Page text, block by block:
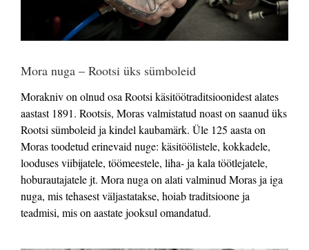
Mora nuga – Rootsi üks sümboleid
Morakniv on olnud osa Rootsi käsitöötraditsioonidest alates
aastast 1891. Rootsis, Moras valmistatud noast on saanud üks
Rootsi sümboleid ja kindel kaubamärk. Üle 125 aasta on
Moras toodetud erinevaid nuge: käsitöölistele, kokkadele,
looduses viibijatele, töömeestele, liha- ja kala töötlejatele,
hoburautajatele jt. Mora nuga on alati valminud Moras ja iga
nuga, mis tehasest väljastatakse, hoiab traditsioone ja
teadmisi, mis on aastate jooksul omandatud.